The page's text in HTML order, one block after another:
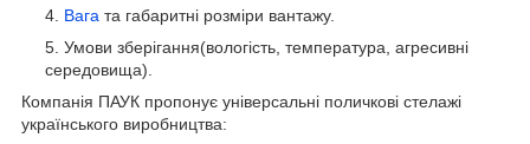
Вага та габаритні розміри вантажу.
Умови зберігання(вологість, температура, агресивні
середовища).
Компанія ПАУК пропонує універсальні поличкові стелажі
українського виробництва: